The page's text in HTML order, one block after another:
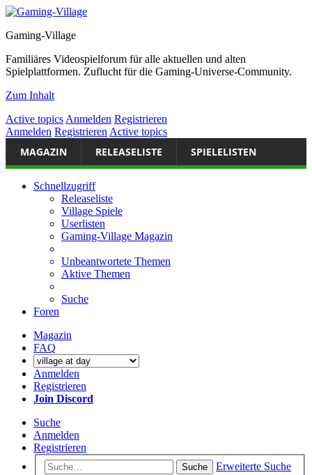
Gaming-Village
Familiäres Videospielforum für alle aktuellen und alten
Spielplattformen. Zuflucht für die Gaming-Universe-Community.
Zum Inhalt
Active topics Anmelden Registrieren
Anmelden Registrieren Active topics
MAGAZIN RELEASELISTE SPIELELISTEN
Schnellzugriff
Releaseliste
Village Spiele
Userlisten
Gaming-Village Magazin
Unbeantwortete Themen
Aktive Themen
Suche
Foren
Magazin
FAQ
Anmelden
Registrieren
Join Discord
Suche
Anmelden
Registrieren
Suche Erweiterte Suche